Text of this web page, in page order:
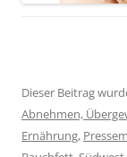
Dieser Beitrag
Abnehmen,
Ernährung,